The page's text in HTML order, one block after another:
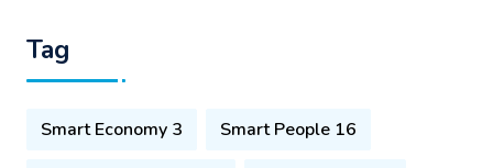
Tag
Smart Economy 3 Smart People 16